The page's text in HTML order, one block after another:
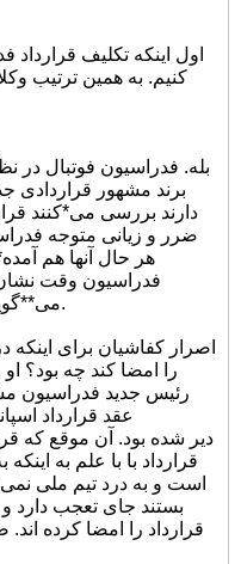
اول اینکه تکلیف
کنیم. به همین ترتیب
بله. فدراسیون فوتبال در
برند مشهور قراردادی
دارند بررسی می*کنند
ضرر و زیانی متوجه
هر حال آنها هم
فدراسیون وقت نشان
می**گویم که هیچ دروغی در کار نبوده است.
را امضا کند چه بود؟
رئیس جدید فدراسیون
عقد قرارداد
قرارداد با با علم به
است و به درد تیم ملی
بستند جای تعجب دارد
قرارداد را امضا کرده